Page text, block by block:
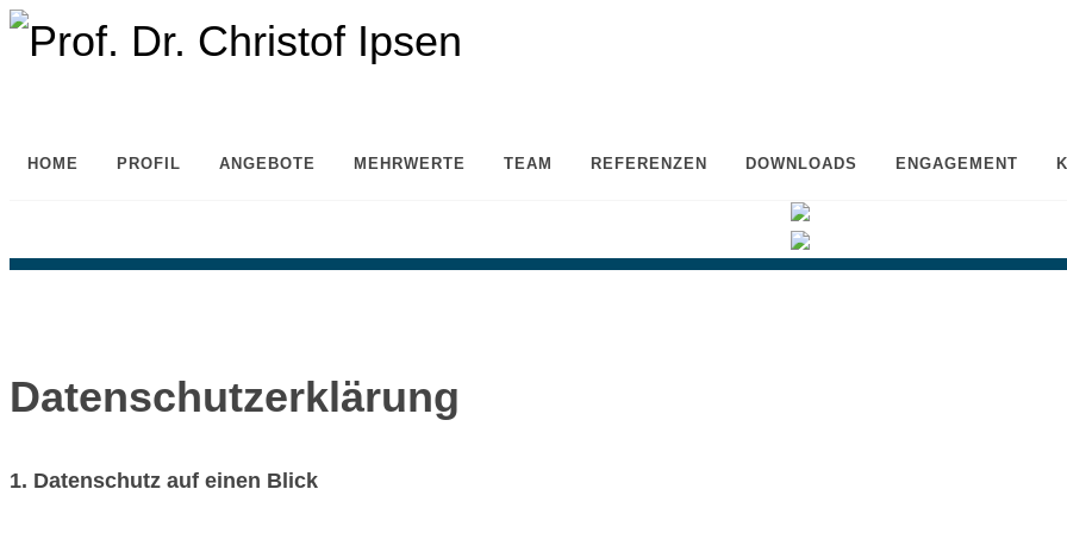
HOME PROFIL ANGEBOTE MEHRWERTE TEAM REFERENZEN DOWNLOADS ENGAGEMENT
Datenschutzerklärung
1. Datenschutz auf einen Blick